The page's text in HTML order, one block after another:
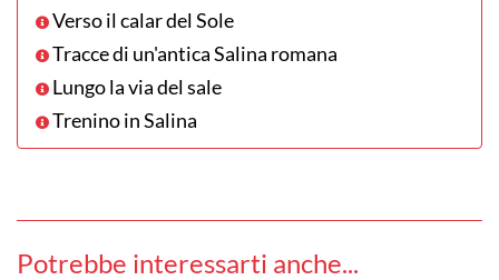
Verso il calar del Sole
Tracce di un'antica Salina romana
Lungo la via del sale
Trenino in Salina
Potrebbe interessarti anche...